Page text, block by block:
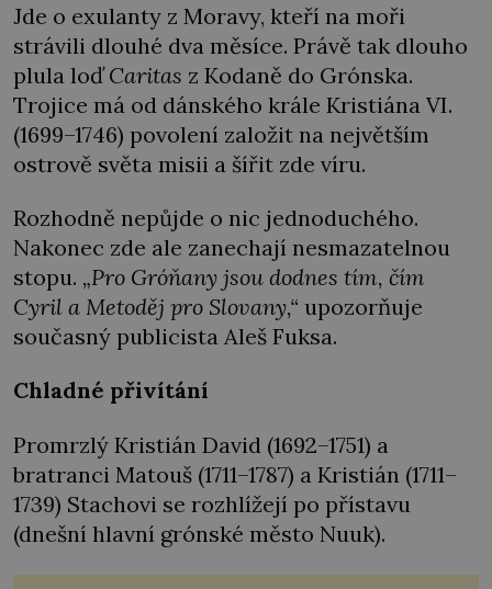
Jde o exulanty z Moravy, kteří na moři
strávili dlouhé dva měsíce. Právě tak dlouho
plula loďCaritas z Kodaně do Grónska.
Trojice má od dánského krále Kristiána VI.
(1699–1746) povolení založit na největším
ostrově světa misii a šířit zde víru.
Rozhodně nepůjde o nic jednoduchého.
Nakonec zde ale zanechají nesmazatelnou
stopu. „Pro Gróňany jsou dodnes tím, čím
Cyril a Metoděj pro Slovany,“ upozorňuje
současný publicista Aleš Fuksa.
Chladné přivítání
Promrzlý Kristián David (1692–1751) a
bratranci Matouš (1711–1787) a Kristián (1711–
1739) Stachovi se rozhlížejí po přístavu
(dnešní hlavní grónské město Nuuk).